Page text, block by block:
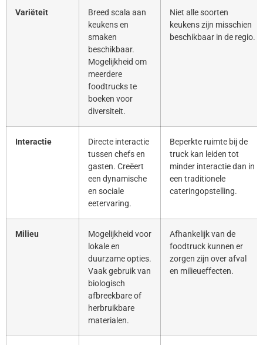
Variëteit
Breed scala aan
keukens en
smaken
beschikbaar.
Mogelijkheid om
meerdere
foodtrucks te
boeken voor
diversiteit.
Niet alle soorten
keukens zijn misschien
beschikbaar in de regio.
Interactie
Directe interactie
tussen chefs en
gasten. Creëert
een dynamische
en sociale
eetervaring.
Beperkte ruimte bij de
truck kan leiden tot
minder interactie dan in
een traditionele
cateringopstelling.
Milieu
Mogelijkheid voor
lokale en
duurzame opties.
Vaak gebruik van
biologisch
afbreekbare of
herbruikbare
materialen.
Afhankelijk van de
foodtruck kunnen er
zorgen zijn over afval
en milieueffecten.